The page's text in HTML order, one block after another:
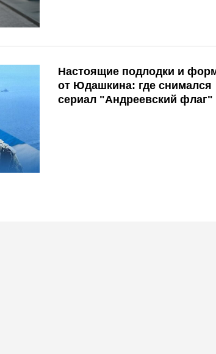
Настоящие подлодки и
от Юдашкина: где снимался
сериал "Андреевский флаг"